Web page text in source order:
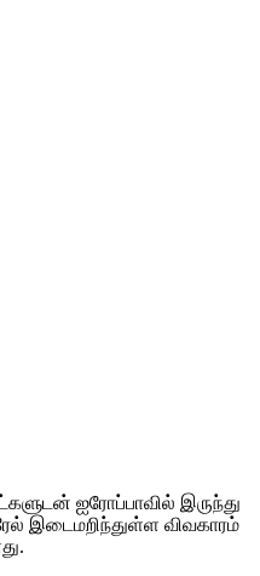
ஐரோப்பாவில் இருந்து
இடைமறிந்துள்ள விவகாரம்